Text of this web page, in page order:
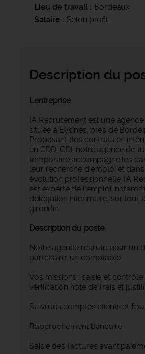
Lieu de travail
Bordeaux
Salaire
Selon profil
Description du
L'entreprise
IA Recrutement est une
située à Eysines, près de
Proposant des contrats en
en CDD, CDI, notre agence de
temporaire accompagne les
leur recherche d'emploi et
évolution professionnelle. IA
est experte de l'emploi,
délégation intérimaire, sur tout
girondin.
Description du poste
Notre agence recrute pour un
partenaire, un comptable
Vos missions : saisie et contrôle
vérification note de frais et
Suivi des comptes clients et
Rapprochement bancaire
Saisie des factures avant